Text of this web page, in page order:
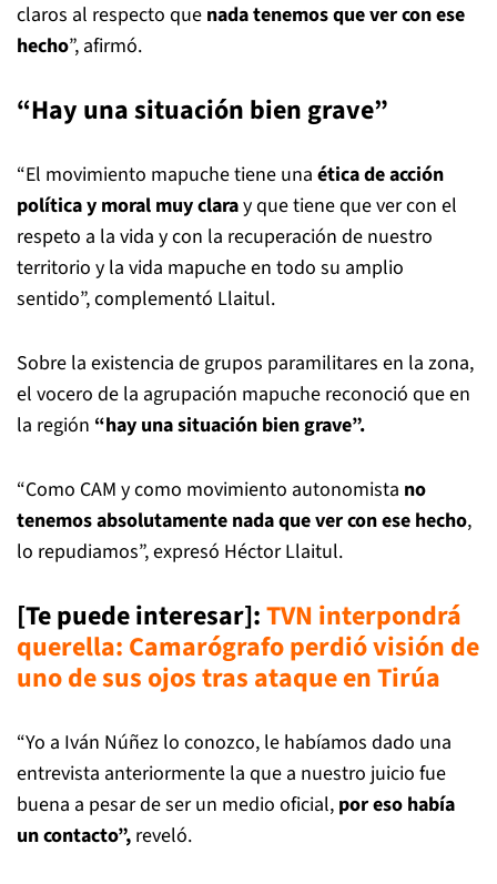
claros al respecto que nada tenemos que ver con ese
hecho”, afirmó.
“Hay una situación bien grave”
“El movimiento mapuche tiene una ética de acción
política y moral muy claray que tiene que ver con el
respeto a la vida y con la recuperación de nuestro
territorio y la vida mapuche en todo su amplio
sentido”, complementó Llaitul.
Sobre la existencia de grupos paramilitares en la zona,
el vocero de la agrupación mapuche reconoció que en
la región “hay una situación bien grave”.
“Como CAM y como movimiento autonomista no
tenemos absolutamente nada que ver con ese hecho,
lo repudiamos”, expresó Héctor Llaitul.
[Te puede interesar]:TVN interpondrá
querella: Camarógrafo perdió visión de
uno de sus ojos tras ataque en Tirúa
“Yo a Iván Núñez lo conozco, le habíamos dado una
entrevista anteriormente la que a nuestro juicio fue
buena a pesar de ser un medio oficial, por eso había
un contacto”, reveló.